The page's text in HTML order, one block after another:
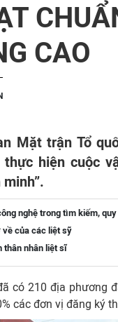
CAO
Mặt trận Tổ
hiện cuộc
nghệ trong tìm kiếm,
về của các liệt sỹ
thân nhân liệt sĩ
có 210 địa phương
các đơn vị đăng ký